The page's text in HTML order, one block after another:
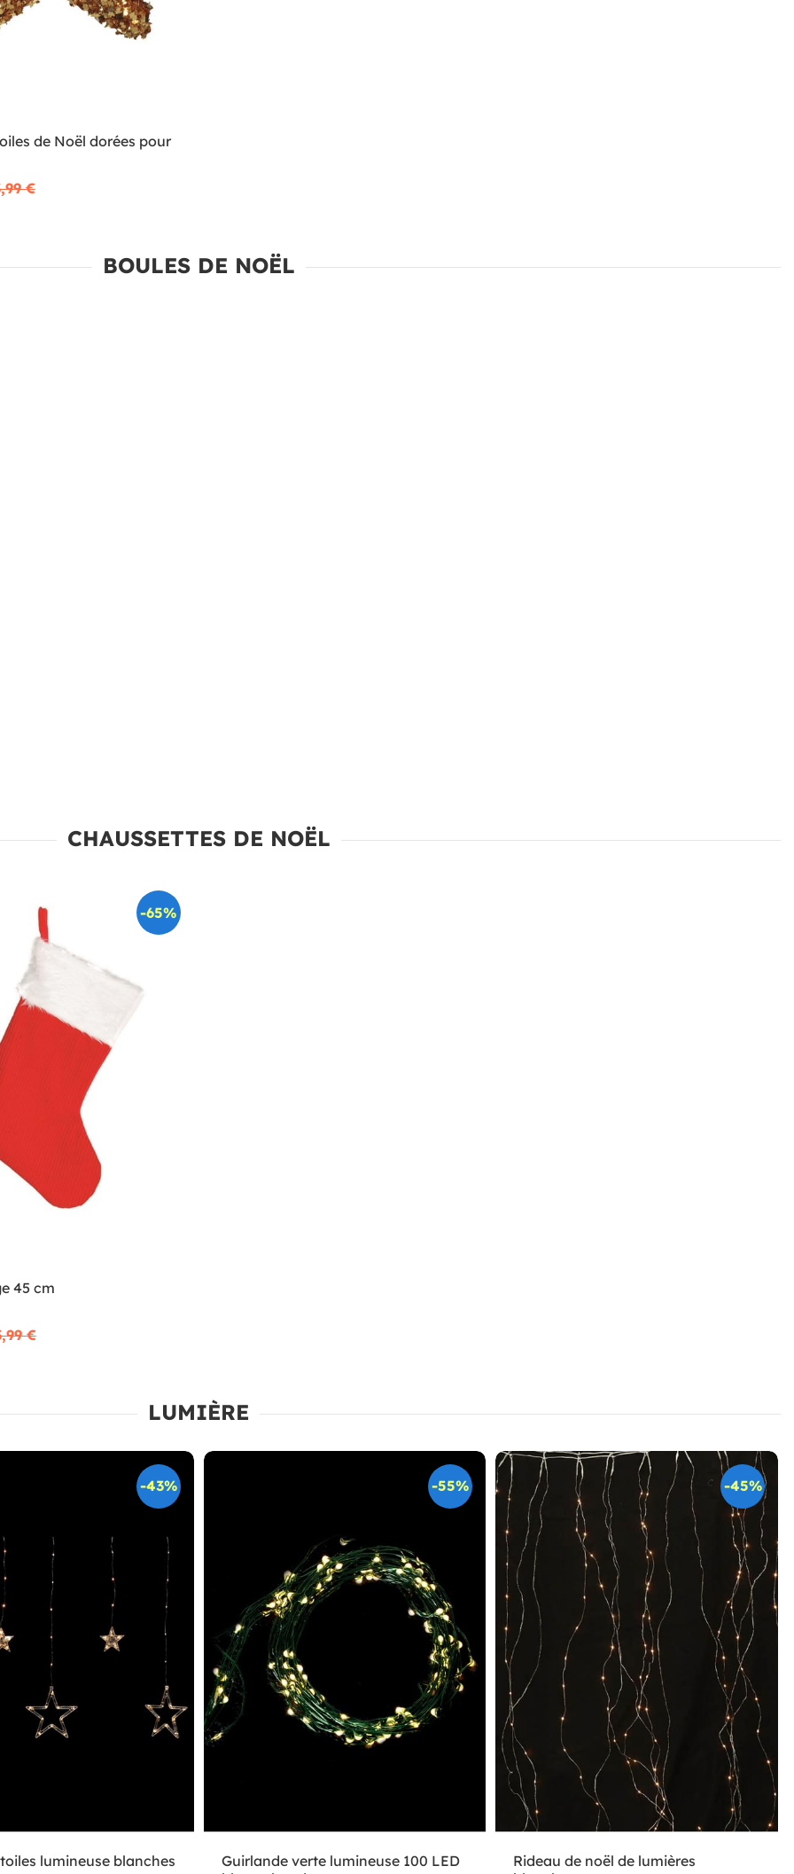
de Noël dorées pour
€
BOULES DE NOËL
CHAUSSETTES DE NOËL
-65%
45 cm
€
LUMIÈRE
-43%
lumineuse blanches
-55%
Guirlande verte lumineuse 100 LED
-45%
Rideau de noël de lumières